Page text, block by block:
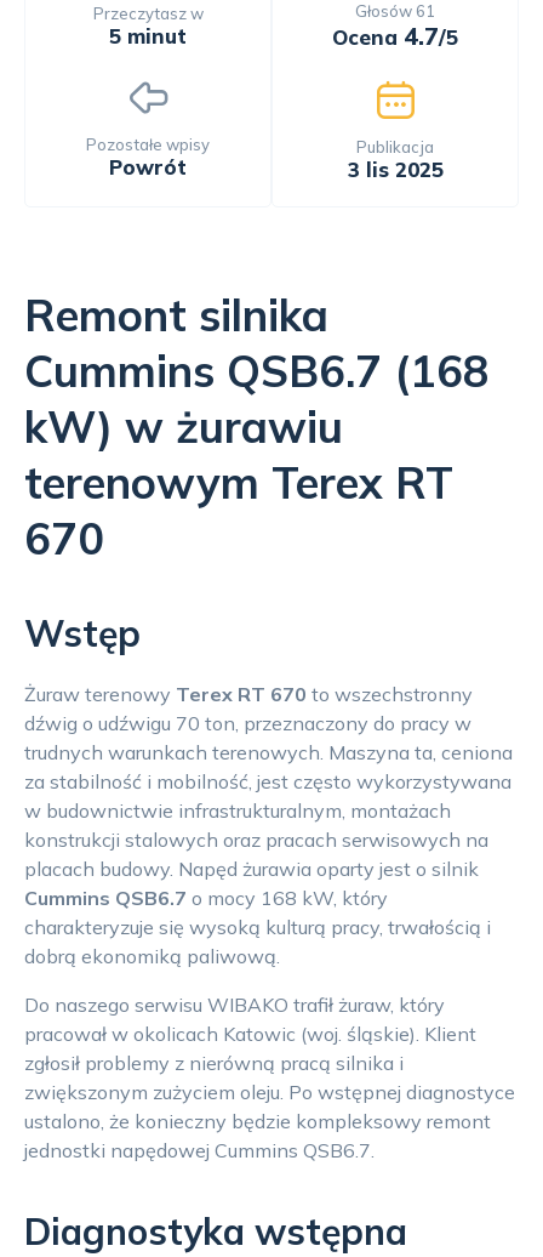
Przeczytasz w
5 minut
Pozostałe wpisy
Powrót
Głosów 61
Ocena 4.7/5
Publikacja
3 lis 2025
Remont silnika
Cummins QSB6.7 (168
kW) w żurawiu
terenowym Terex RT
670
Wstęp
Żuraw terenowy Terex RT 670 to wszechstronny
dźwig o udźwigu 70 ton, przeznaczony do pracy w
trudnych warunkach terenowych. Maszyna ta, ceniona
za stabilność i mobilność, jest często wykorzystywana
w budownictwie infrastrukturalnym, montażach
konstrukcji stalowych oraz pracach serwisowych na
placach budowy. Napęd żurawia oparty jest o silnik
Cummins QSB6.7 o mocy 168 kW, który
charakteryzuje się wysoką kulturą pracy, trwałością i
dobrą ekonomiką paliwową.
Do naszego serwisu WIBAKO trafił żuraw, który
pracował w okolicach Katowic (woj. śląskie). Klient
zgłosił problemy z nierówną pracą silnika i
zwiększonym zużyciem oleju. Po wstępnej diagnostyce
ustalono, że konieczny będzie kompleksowy remont
jednostki napędowej Cummins QSB6.7.
Diagnostyka wstępna